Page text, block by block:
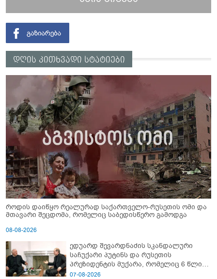
დღის კითხვადი სტატიები
როდის დაიწყო რეალურად საქართველო-რუსეთის ომი და
მთავარი შეცდომა, რომელიც საბედისწერო გამოდგა
08-08-2026
ედუარდ შევარდნაძის სკანდალური
საჩუქარი პუტინს და რუსეთის
პრეზიდენტის მუქარა, რომელიც 6 წლის
შემდეგ აასრულა
07-08-2026